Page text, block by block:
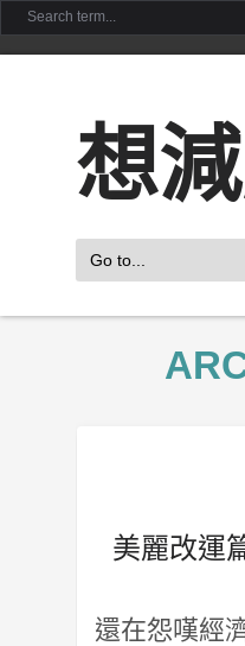
想
美麗改運
還在怨嘆經